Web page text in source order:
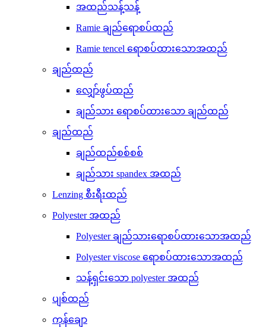
အထည်သန့်သန့်
Ramie ချည်ရောစပ်ထည်
Ramie tencel ရောစပ်ထားသောအထည်
ချည်ထည်
လျှော်ဖွပ်ထည်
ချည်သား ရောစပ်ထားသော ချည်ထည်
ချည်ထည်
ချည်ထည်စစ်စစ်
ချည်သား spandex အထည်
Lenzing စီးရီးထည်
Polyester အထည်
Polyester ချည်သားရောစပ်ထားသောအထည်
Polyester viscose ရောစပ်ထားသောအထည်
သန့်ရှင်းသော polyester အထည်
ပျစ်ထည်
ကုန်ချော